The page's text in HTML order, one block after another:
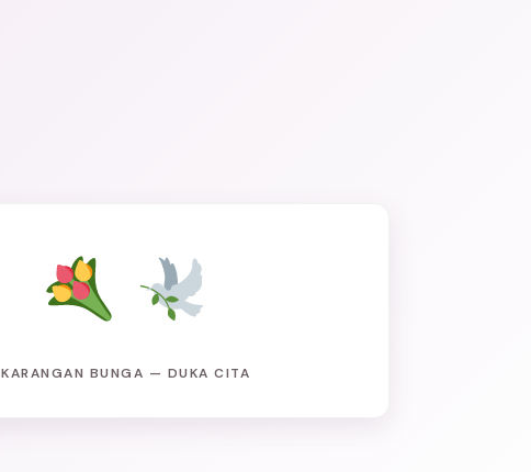
KARANGAN BUNGA — DUKA CITA